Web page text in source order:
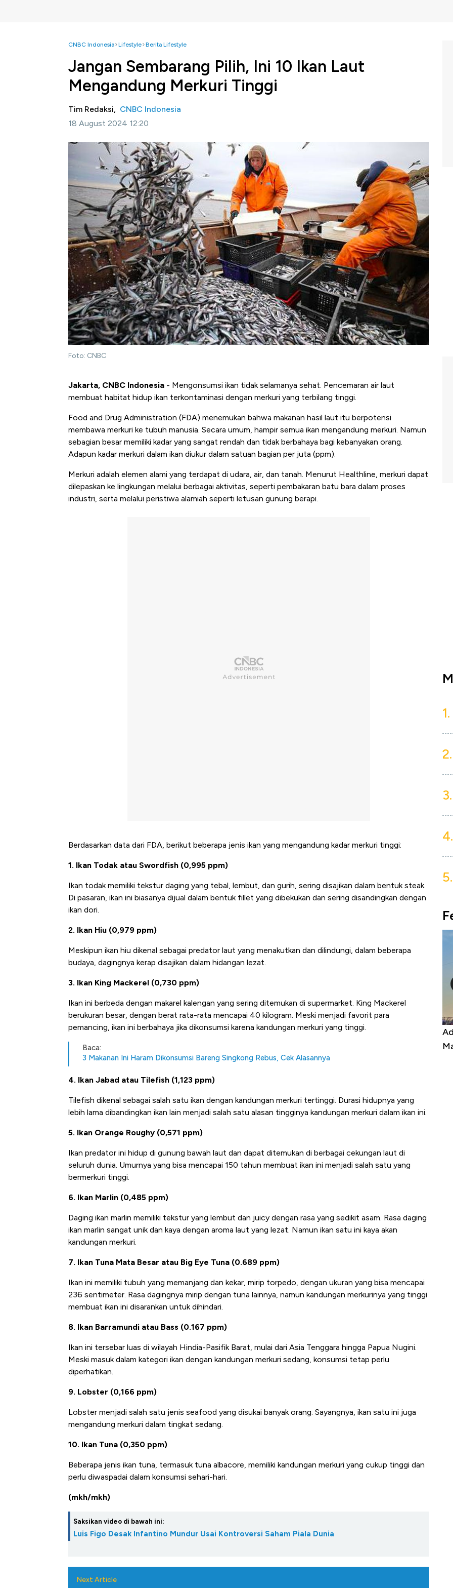
CNBC Indonesia Lifestyle Berita Lifestyle
Jangan Sembarang Pilih, Ini 10 Ikan Laut
Mengandung Merkuri Tinggi
Tim Redaksi, CNBC Indonesia
18 August 2024 12:20
Foto: CNBC
Jakarta, CNBC Indonesia - Mengonsumsi ikan tidak selamanya sehat. Pencemaran air laut
membuat habitat hidup ikan terkontaminasi dengan merkuri yang terbilang tinggi.
Food and Drug Administration (FDA) menemukan bahwa makanan hasil laut itu berpotensi
membawa merkuri ke tubuh manusia. Secara umum, hampir semua ikan mengandung merkuri. Namun
sebagian besar memiliki kadar yang sangat rendah dan tidak berbahaya bagi kebanyakan orang.
Adapun kadar merkuri dalam ikan diukur dalam satuan bagian per juta (ppm).
Merkuri adalah elemen alami yang terdapat di udara, air, dan tanah. Menurut Healthline, merkuri dapat
dilepaskan ke lingkungan melalui berbagai aktivitas, seperti pembakaran batu bara dalam proses
industri, serta melalui peristiwa alamiah seperti letusan gunung berapi.
Berdasarkan data dari FDA, berikut beberapa jenis ikan yang mengandung kadar merkuri tinggi:
1. Ikan Todak atau Swordfish (0,995 ppm)
Ikan todak memiliki tekstur daging yang tebal, lembut, dan gurih, sering disajikan dalam bentuk steak.
Di pasaran, ikan ini biasanya dijual dalam bentuk fillet yang dibekukan dan sering disandingkan dengan
ikan dori.
2. Ikan Hiu (0,979 ppm)
Meskipun ikan hiu dikenal sebagai predator laut yang menakutkan dan dilindungi, dalam beberapa
budaya, dagingnya kerap disajikan dalam hidangan lezat.
3. Ikan King Mackerel (0,730 ppm)
Ikan ini berbeda dengan makarel kalengan yang sering ditemukan di supermarket. King Mackerel
berukuran besar, dengan berat rata-rata mencapai 40 kilogram. Meski menjadi favorit para
pemancing, ikan ini berbahaya jika dikonsumsi karena kandungan merkuri yang tinggi.
Baca:
3 Makanan Ini Haram Dikonsumsi Bareng Singkong Rebus, Cek Alasannya
4. Ikan Jabad atau Tilefish (1,123 ppm)
Tilefish dikenal sebagai salah satu ikan dengan kandungan merkuri tertinggi. Durasi hidupnya yang
lebih lama dibandingkan ikan lain menjadi salah satu alasan tingginya kandungan merkuri dalam ikan ini.
5. Ikan Orange Roughy (0,571 ppm)
Ikan predator ini hidup di gunung bawah laut dan dapat ditemukan di berbagai cekungan laut di
seluruh dunia. Umurnya yang bisa mencapai 150 tahun membuat ikan ini menjadi salah satu yang
bermerkuri tinggi.
6. Ikan Marlin (0,485 ppm)
Daging ikan marlin memiliki tekstur yang lembut dan juicy dengan rasa yang sedikit asam. Rasa daging
ikan marlin sangat unik dan kaya dengan aroma laut yang lezat. Namun ikan satu ini kaya akan
kandungan merkuri.
7. Ikan Tuna Mata Besar atau Big Eye Tuna (0.689 ppm)
Ikan ini memiliki tubuh yang memanjang dan kekar, mirip torpedo, dengan ukuran yang bisa mencapai
236 sentimeter. Rasa dagingnya mirip dengan tuna lainnya, namun kandungan merkurinya yang tinggi
membuat ikan ini disarankan untuk dihindari.
8. Ikan Barramundi atau Bass (0.167 ppm)
Ikan ini tersebar luas di wilayah Hindia-Pasifik Barat, mulai dari Asia Tenggara hingga Papua Nugini.
Meski masuk dalam kategori ikan dengan kandungan merkuri sedang, konsumsi tetap perlu
diperhatikan.
9. Lobster (0,166 ppm)
Lobster menjadi salah satu jenis seafood yang disukai banyak orang. Sayangnya, ikan satu ini juga
mengandung merkuri dalam tingkat sedang.
10. Ikan Tuna (0,350 ppm)
Beberapa jenis ikan tuna, termasuk tuna albacore, memiliki kandungan merkuri yang cukup tinggi dan
perlu diwaspadai dalam konsumsi sehari-hari.
(mkh/mkh)
Saksikan video di bawah ini:
Luis Figo Desak Infantino Mundur Usai Kontroversi Saham Piala Dunia
Next Article
1.
2.
3.
4.
5.
Kongo Tutup Keran Ekspor, Harga